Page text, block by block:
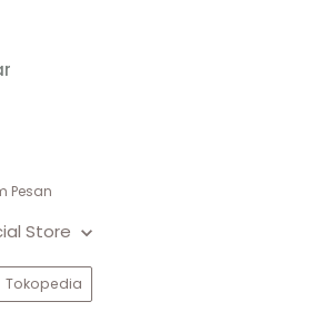
Pesan
Store
Tokopedia